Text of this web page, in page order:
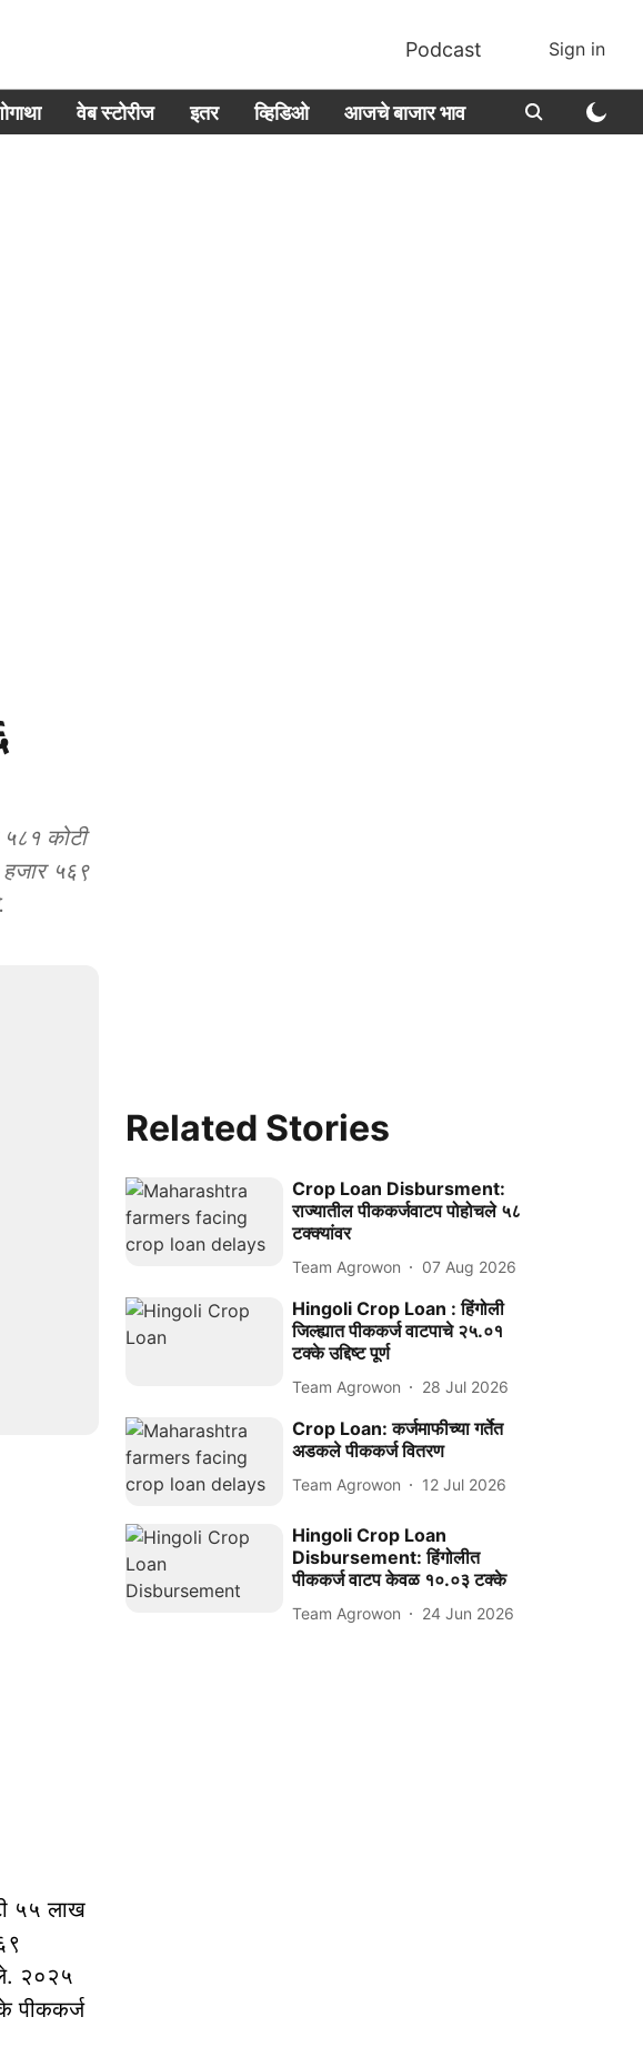
Podcast Sign in
वेब स्टोरीज इतर व्हिडिओ आजचे बाजार भाव
कोटी
हजार ५६९
५५ लाख
२०२५
पीककर्ज
Related Stories
Crop Loan Disbursment:
राज्यातील पीककर्जवाटप पोहोचले ५८
टक्क्यांवर
Team Agrowon 07 Aug 2026
Hingoli Crop Loan : हिंगोली
जिल्ह्यात पीककर्ज वाटपाचे २५.०१
टक्के उद्दिष्ट पूर्ण
Team Agrowon 28 Jul 2026
Crop Loan: कर्जमाफीच्या गर्तेत
अडकले पीककर्ज वितरण
Team Agrowon 12 Jul 2026
Hingoli Crop Loan
Disbursement: हिंगोलीत
पीककर्ज वाटप केवळ १०.०३ टक्के
Team Agrowon 24 Jun 2026